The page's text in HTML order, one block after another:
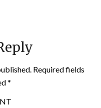
Required fields
*